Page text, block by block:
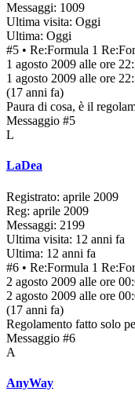
Messaggi: 1009
Ultima visita: Oggi
Ultima: Oggi
#5 • Re:Formula 1
1 agosto 2009 alle ore
1 agosto 2009 alle ore
(17 anni fa)
Paura di cosa, è il
Messaggio #5
L
LaDea
Registrato: aprile 2009
Reg: aprile 2009
Messaggi: 2199
Ultima visita: 12 anni fa
Ultima: 12 anni fa
#6 • Re:Formula 1
2 agosto 2009 alle ore
2 agosto 2009 alle ore
(17 anni fa)
Regolamento fatto solo
Messaggio #6
A
AnyWay